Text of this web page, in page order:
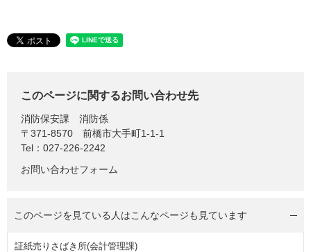
このページに関するお問い合わせ先
消防保安課
消防係
〒371-8570
前橋市大手町1-1-1
Tel：027-226-2242
お問い合わせフォーム
このページを見ている人はこんなページも見ています
証紙売りさばき所(会計管理課)